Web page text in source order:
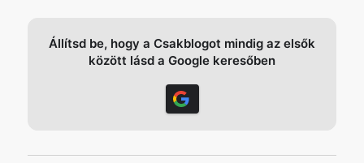
Állítsd be, hogy a Csakblogot mindig az elsők
között lásd a Google keresőben